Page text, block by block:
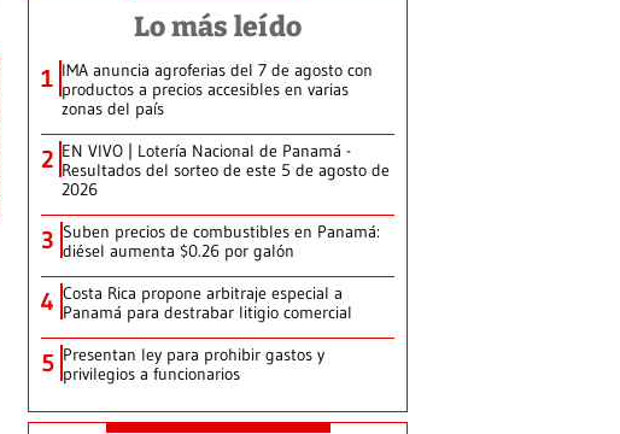
Lo más leído
1 IMA anuncia agroferias del 7 de agosto con
productos a precios accesibles en varias
zonas del país
2 EN VIVO | Lotería Nacional de Panamá -
Resultados del sorteo de este 5 de agosto de
2026
3 Suben precios de combustibles en Panamá:
diésel aumenta $0.26 por galón
4 Costa Rica propone arbitraje especial a
Panamá para destrabar litigio comercial
5 Presentan ley para prohibir gastos y
privilegios a funcionarios